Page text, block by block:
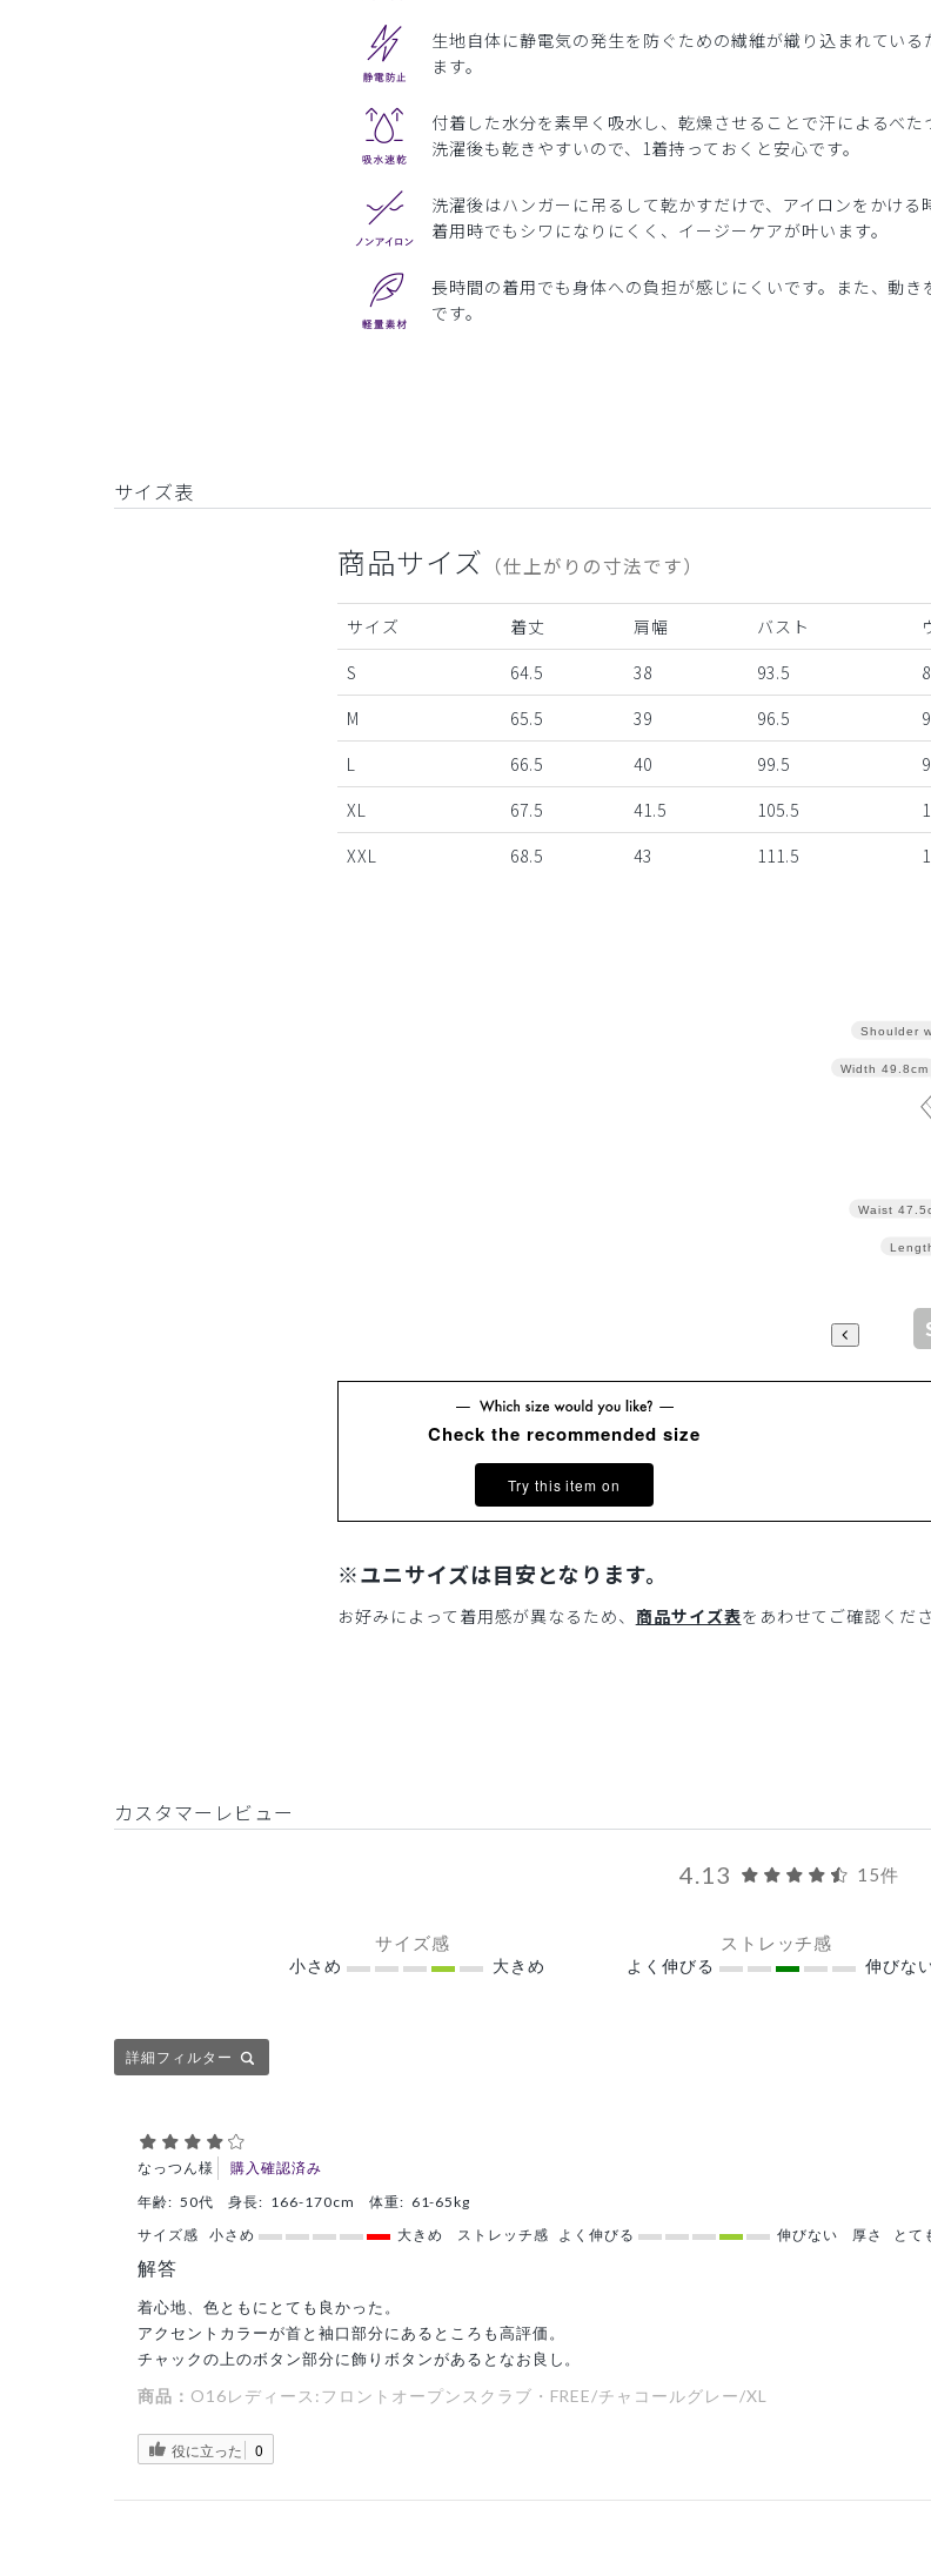
生地自体に静電気の発生を防ぐための繊維が織り込まれてい
ます。
付着した水分を素早く吸水し、乾燥させることで汗によるべた
洗濯後も乾きやすいので、1着持っておくと安心です。
洗濯後はハンガーに吊るして乾かすだけで、アイロンをかける
着用時でもシワになりにくく、イージーケアが叶います。
長時間の着用でも身体への負担が感じにくいです。また、動
です。
サイズ表
商品サイズ （仕上がりの寸法です）
サイズ 着丈 肩幅 バスト
S
64.5 38 93.5
M
65.5 39 96.5
L
66.5 40 99.5
XL
67.5 41.5 105.5
XXL
68.5 43 111.5
Waist
Width 49.8cm
Shoulder
Check the recommended size
Try this item on
※ユニサイズは目安となります。
お好みによって着用感が異なるため、 商品サイズ表をあわせてご確認くださ
カスタマーレビュー
4.13 15件
サイズ感
小さめ 大きめ
ストレッチ感
よく伸びる 伸びな
詳細フィルター
なっつん様 購入確認済み
年齢: 50代 身長: 166-170cm 体重: 61-65kg
サイズ感
小さめ 大きめ ストレッチ感 よく伸びる 伸びない 厚さ とて
解答
着心地、色ともにとても良かった。
アクセントカラーが首と袖口部分にあるところも高評価。
チャックの上のボタン部分に飾りボタンがあるとなお良し。
商品： O16レディース:フロントオープンスクラブ・FREE/チャコールグレー/XL
役に立った 0